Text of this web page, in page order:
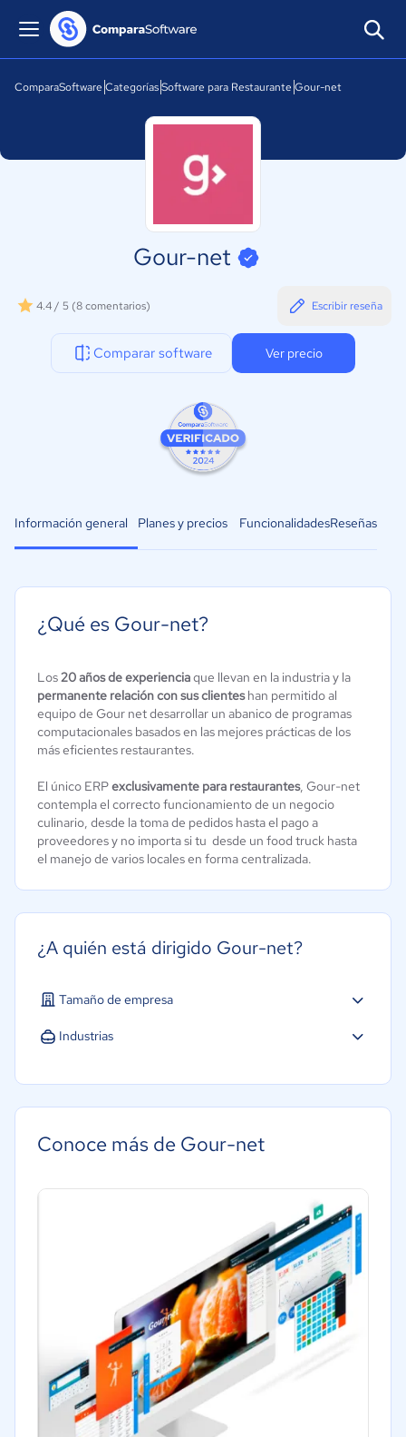
ComparaSoftware CategoríasSoftware para Restaurante Gour-net
Gour-net
4.4 / 5 (8 comentarios) Escribir reseña
Comparar software Ver precio
Información general Planes y precios FuncionalidadesReseñas
¿Qué es Gour-net?
Los20 años de experienciaque llevan en la industria y la
permanente relación con sus clienteshan permitido al
equipo de Gour net desarrollar un abanico de programas
computacionales basados en las mejores prácticas de los
más eficientes restaurantes.
El único ERPexclusivamente para restaurantes, Gour-net
contempla el correcto funcionamiento de un negocio
culinario, desde la toma de pedidos hasta el pago a
proveedores y no importa si tu desde un food truck hasta
el manejo de varios locales en forma centralizada.
¿A quién está dirigido Gour-net?
Tamaño de empresa
Industrias
Conoce más de Gour-net